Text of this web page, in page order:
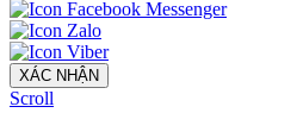
XÁC NHẬN
Scroll